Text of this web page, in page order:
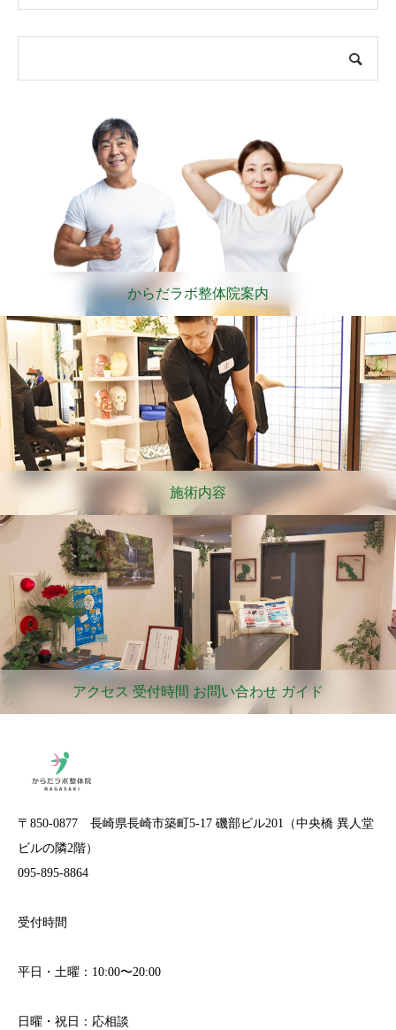
からだラボ整体院案内
施術内容
アクセス 受付時間 お問い合わせ ガイド
〒850-0877 長崎県長崎市築町5-17 磯部ビル201（中央橋 異人堂
ビルの隣2階）
095-895-8864
受付時間
平日・土曜：10:00〜20:00
日曜・祝日：応相談